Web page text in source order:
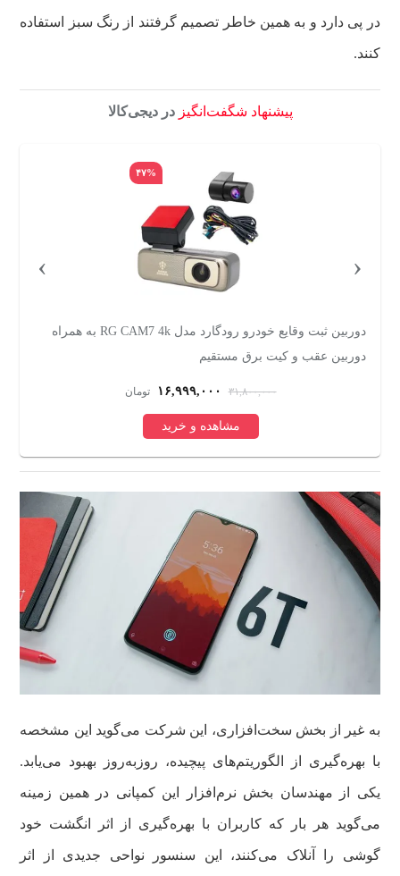
در پی دارد و به همین خاطر تصمیم گرفتند از رنگ سبز استفاده
کنند.
پیشنهاد شگفت‌انگیز در دیجی‌کالا
۴۷%
دوربین ثبت وقایع خودرو رودگارد مدل RG CAM7 4k به همراه
دوربین عقب و کیت برق مستقیم
۳۱,۸۰۰,۰۰۰ ۱۶,۹۹۹,۰۰۰ تومان
مشاهده و خرید
‹
›
به غیر از بخش سخت‌افزاری، این شرکت می‌گوید این مشخصه
با بهره‌گیری از الگوریتم‌های پیچیده، روزبه‌روز بهبود می‌یابد.
یکی از مهندسان بخش نرم‌افزار این کمپانی در همین زمینه
می‌گوید هر بار که کاربران با بهره‌گیری از اثر انگشت خود
گوشی را آنلاک می‌کنند، این سنسور نواحی جدیدی از اثر